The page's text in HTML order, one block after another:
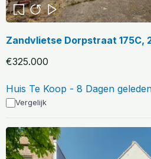
Zandvlietse Dorpstraat 175C,
€325.000
Huis Te Koop - 8 Dagen
Vergelijk